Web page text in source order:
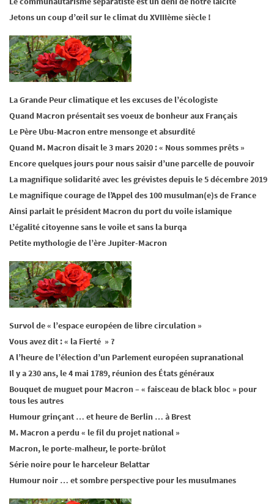
Jetons un coup d’œil sur le climat du XVIIIème siècle !
La Grande Peur climatique et les excuses de l’écologiste
Quand Macron présentait ses voeux de bonheur aux Français
Le Père Ubu-Macron entre mensonge et absurdité
Quand M. Macron disait le 3 mars 2020 : « Nous sommes prêts »
Encore quelques jours pour nous saisir d’une parcelle de pouvoir
La magnifique solidarité avec les grévistes depuis le 5 décembre 2019
Le magnifique courage de l’Appel des 100 musulman(e)s de France
Ainsi parlait le président Macron du port du voile islamique
L’égalité citoyenne sans le voile et sans la burqa
Petite mythologie de l’ère Jupiter-Macron
Survol de « l’espace européen de libre circulation »
Vous avez dit : « la Fierté » ?
A l’heure de l’élection d’un Parlement européen supranational
Il y a 230 ans, le 4 mai 1789, réunion des États généraux
Bouquet de muguet pour Macron – « faisceau de black bloc » pour
tous les autres
Humour grinçant … et heure de Berlin … à Brest
M. Macron a perdu « le fil du projet national »
Macron, le porte-malheur, le porte-brûlot
Série noire pour le harceleur Belattar
Humour noir … et sombre perspective pour les musulmanes